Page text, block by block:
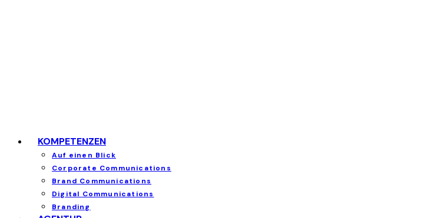
KOMPETENZEN
Auf einen Blick
Corporate Communications
Brand Communications
Digital Communications
Branding